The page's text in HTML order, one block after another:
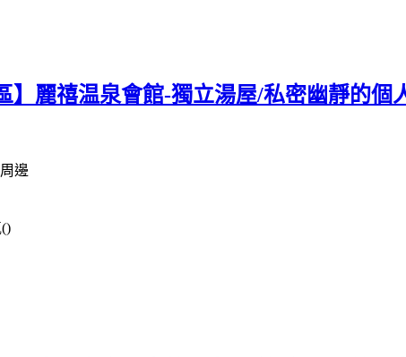
】麗禧温泉會館-獨立湯屋/私密幽靜的個
邊
)